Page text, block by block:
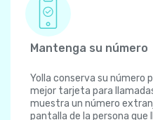
Mantenga su número
Yolla conserva su número
mejor tarjeta para
muestra un número
pantalla de la persona que